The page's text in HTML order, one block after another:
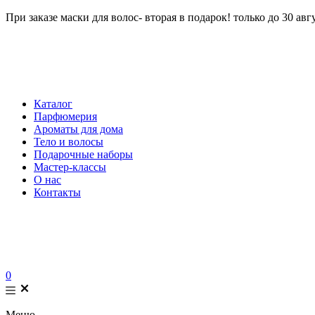
При заказе маски для волос- вторая в подарок! только до 30
Каталог
Парфюмерия
Ароматы для дома
Тело и волосы
Подарочные наборы
Мастер-классы
О нас
Контакты
0